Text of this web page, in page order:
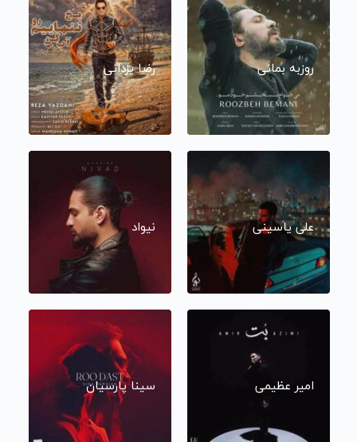
روزبه بمانی رضا یزدانی
علی یاسینی نیواد
امیر عظیمی سینا پارسیان